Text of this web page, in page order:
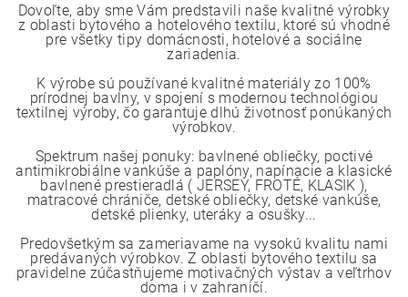
Dovoľte, aby sme Vám predstavili naše kvalitné výrobky
z oblasti bytového a hotelového textilu, ktoré sú vhodné
pre všetky tipy domácnosti, hotelové a sociálne
zariadenia.
K výrobe sú používané kvalitné materiály zo 100%
prírodnej bavlny, v spojení s modernou technológiou
textilnej výroby, čo garantuje dlhú životnosť ponúkaných
výrobkov.
Spektrum našej ponuky: bavlnené obliečky, poctivé
antimikrobiálne vankúše a paplóny, napínacie a klasické
bavlnené prestieradlá ( JERSEY, FROTÉ, KLASIK ),
matracové chrániče, detské obliečky, detské vankúše,
detské plienky, uteráky a osušky...
Predovšetkým sa zameriavame na vysokú kvalitu nami
predávaných výrobkov. Z oblasti bytového textilu sa
pravidelne zúčastňujeme motivačných výstav a veľtrhov
doma i v zahraničí.